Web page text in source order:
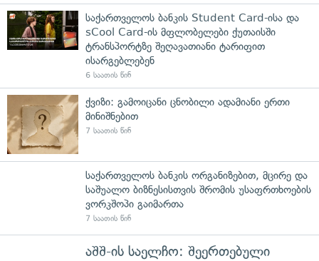
საქართველოს ბანკის Student Card-ისა და
sCool Card-ის მფლობელები ქუთაისში
ტრანსპორტზე შეღავათიანი ტარიფით
ისარგებლებენ
6 საათის წინ
ქვიზი: გამოიცანი ცნობილი ადამიანი ერთი
მინიშნებით
7 საათის წინ
საქართველოს ბანკის ორგანიზებით, მცირე და
საშუალო ბიზნესისთვის შრომის უსაფრთხოების
ვორკშოპი გაიმართა
7 საათის წინ
აშშ-ის საელჩო: შეერთებული